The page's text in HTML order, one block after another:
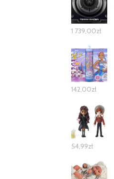
1 739,00zł
142,00zł
54,99zł